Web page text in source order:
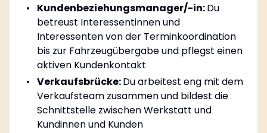
Kundenbeziehungsmanager/-in:Du
betreust Interessentinnen und
Interessenten von der Terminkoordination
bis zur Fahrzeugübergabe und pflegst einen
aktiven Kundenkontakt
Verkaufsbrücke:Du arbeitest eng mit dem
Verkaufsteam zusammen und bildest die
Schnittstelle zwischen Werkstatt und
Kundinnen und Kunden